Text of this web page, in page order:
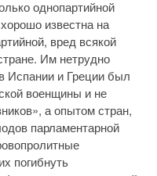
однопартийной
известна на
вред всякой
Им нетрудно
Испании и Греции был
военщины и не
а опытом стран,
парламентарной
погибнуть